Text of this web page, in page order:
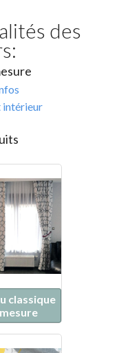
des
intérieur
classique